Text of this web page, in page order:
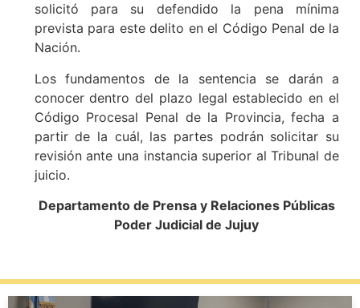
solicitó para su defendido la pena mínima
prevista para este delito en el Código Penal de la
Nación.
Los fundamentos de la sentencia se darán a
conocer dentro del plazo legal establecido en el
Código Procesal Penal de la Provincia, fecha a
partir de la cuál, las partes podrán solicitar su
revisión ante una instancia superior al Tribunal de
juicio.
Departamento de Prensa y Relaciones Públicas
Poder Judicial de Jujuy